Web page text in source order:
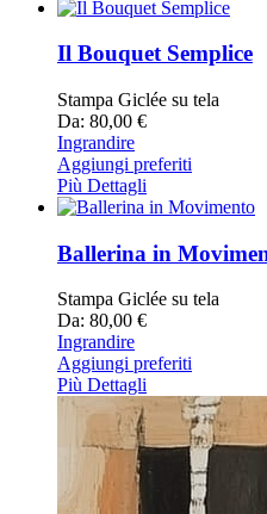
Il Bouquet Semplice
Stampa Giclée su tela
Da: 80,00 €
Ingrandire
Aggiungi preferiti
Più Dettagli
Ballerina in
Stampa Giclée su tela
Da: 80,00 €
Ingrandire
Aggiungi preferiti
Più Dettagli